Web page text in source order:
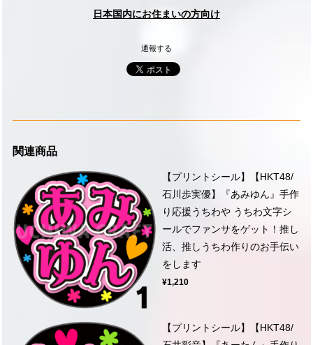
日本国内にお住まいの方向け
通報する
関連商品
【プリントシール】【HKT48/
石川歩実優】『あみゆん』手作
り応援うちわや うちわ文字シ
ールでファンサをゲット！推し
活、推しうちわ作りのお手伝い
をします
¥1,210
【プリントシール】【HKT48/